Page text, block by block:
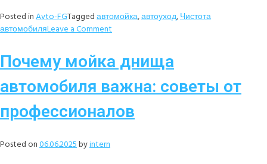
Posted inAvto-FGTaggedавтомойка,автоуход,Чистота
автомобиляLeave a Comment
Почему мойка днища
автомобиля важна: советы от
профессионалов
Posted on06.06.2025byintern